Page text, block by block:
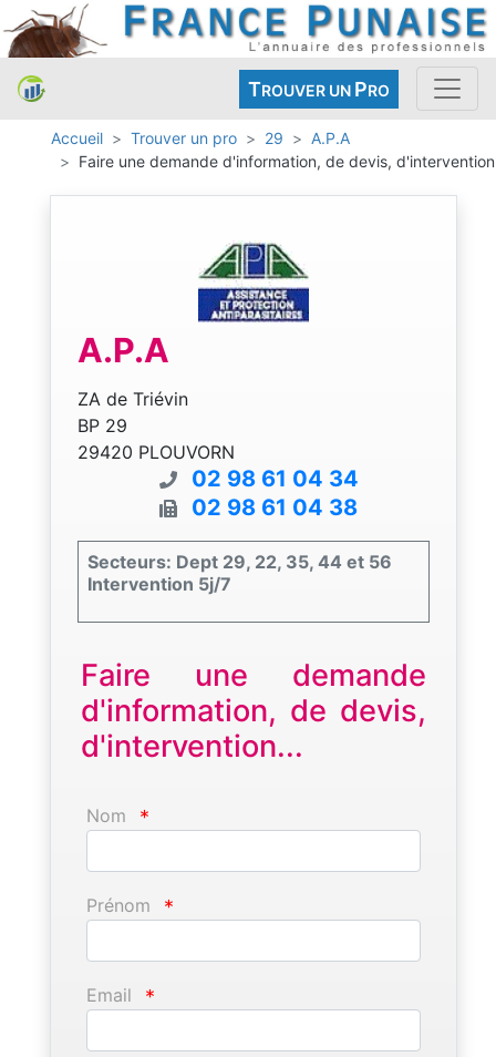
TROUVER UN PRO
Accueil Trouver un pro 29
A.P.A
Faire une demande d'information, de devis, d'intervention
A.P.A
ZA de Triévin
BP 29
29420 PLOUVORN
02 98 61 04 34
02 98 61 04 38
Secteurs: Dept 29, 22, 35, 44 et 56
Intervention 5j/7
Faire une demande
d'information, de devis,
d'intervention...
Nom *
Prénom *
Email *